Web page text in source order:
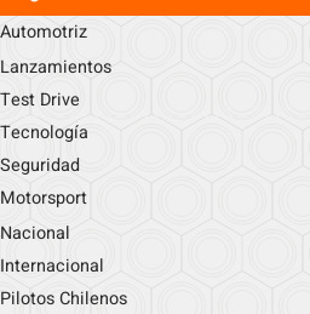
Automotriz
Lanzamientos
Test Drive
Tecnología
Seguridad
Motorsport
Nacional
Internacional
Pilotos Chilenos